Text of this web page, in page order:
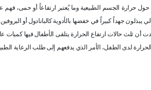
حرارة الجسم الطبيعية وما يُعتبر ارتفاعاً أو حمى،
جهداً كبيراً في خفضها بالأدوية كالبانادول أو
ثلث حالات ارتفاع الحرارة يتلقى الأطفال فيها كميات
لدى الطفل، الأمر الذي يدفعهم إلى طلب الرعاية